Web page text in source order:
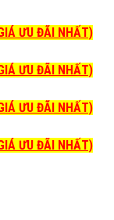
ƯU ĐÃI NHẤT)
ƯU ĐÃI NHẤT)
ƯU ĐÃI NHẤT)
ƯU ĐÃI NHẤT)